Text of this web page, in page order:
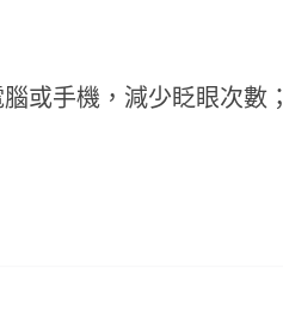
或手機，減少眨眼次數；